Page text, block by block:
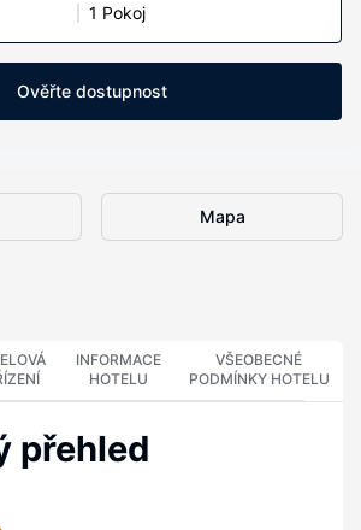
1 Pokoj
Ověřte dostupnost
Mapa
INFORMACE
HOTELU
VŠEOBECNÉ
PODMÍNKY HOTELU
přehled